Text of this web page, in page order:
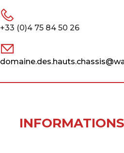
+33 (0)4 75 84 50 26
INFORMATIONS